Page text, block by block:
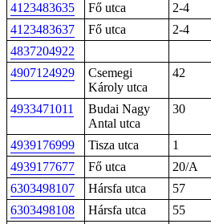
4123483635
Fő utca 2-4
4123483637
Fő utca 2-4
4837204922
4907124929
Csemegi
Károly utca
42
4933471011
Budai Nagy
Antal utca
30
4939176999 Tisza utca 1
4939177677
Fő utca 20/A
6303498107
Hársfa utca 57
6303498108
Hársfa utca 55